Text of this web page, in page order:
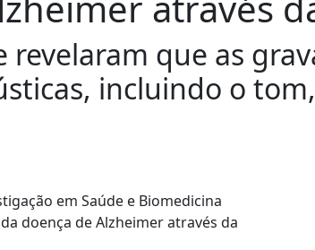
que as
incluindo o
em Saúde e Biomedicina
doença de Alzheimer através da